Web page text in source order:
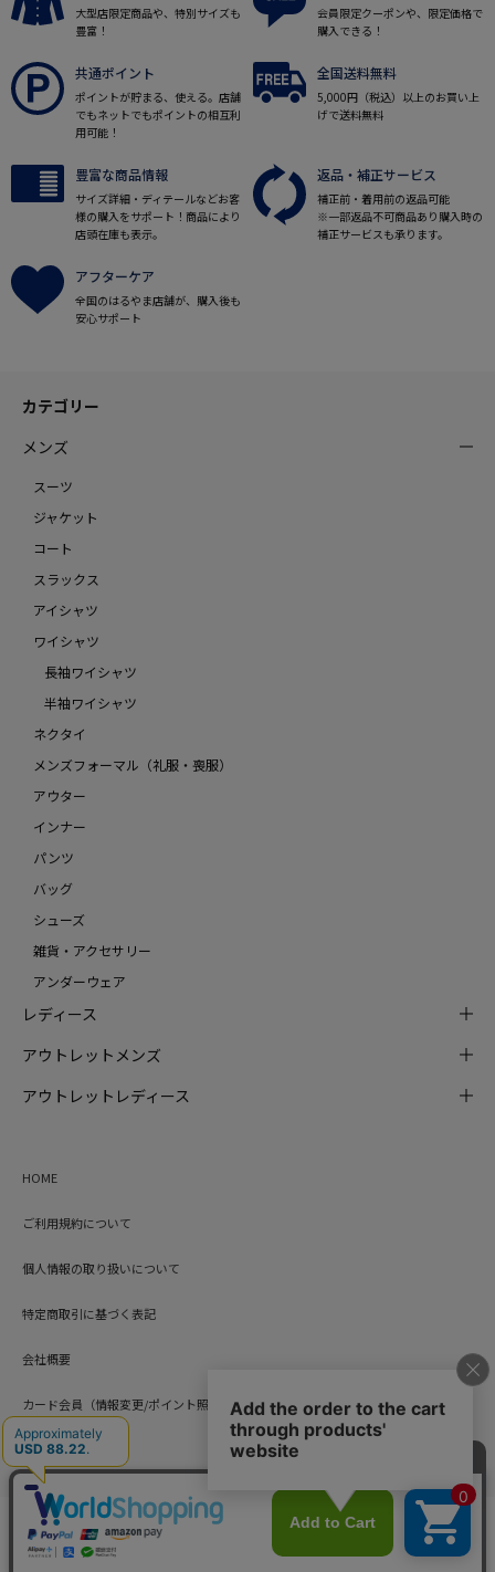
大型店限定商品や、特別サイズも
豊富！
会員限定クーポンや、限定価格で
購入できる！
共通ポイント
ポイントが貯まる、使える。店舗
でもネットでもポイントの相互利
用可能！
全国送料無料
5,000円（税込）以上のお買い上
げで送料無料
豊富な商品情報
サイズ詳細・ディテールなどお客
様の購入をサポート！商品により
店頭在庫も表示。
返品・補正サービス
補正前・着用前の返品可能
※一部返品不可商品あり購入時の
補正サービスも承ります。
アフターケア
全国のはるやま店舗が、購入後も
安心サポート
カテゴリー
メンズ
スーツ
ジャケット
コート
スラックス
アイシャツ
ワイシャツ
長袖ワイシャツ
半袖ワイシャツ
ネクタイ
メンズフォーマル（礼服・喪服）
アウター
インナー
パンツ
バッグ
シューズ
雑貨・アクセサリー
アンダーウェア
レディース
アウトレットメンズ
アウトレットレディース
HOME
ご利用規約について
個人情報の取り扱いについて
特定商取引に基づく表記
会社概要
カード会員（情報変更/ポイント照会）
お問い合わせ